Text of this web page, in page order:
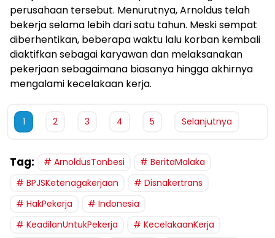
perusahaan tersebut. Menurutnya, Arnoldus telah
bekerja selama lebih dari satu tahun. Meski sempat
diberhentikan, beberapa waktu lalu korban kembali
diaktifkan sebagai karyawan dan melaksanakan
pekerjaan sebagaimana biasanya hingga akhirnya
mengalami kecelakaan kerja.
1 2 3 4 5 Selanjutnya
Tag: ArnoldusTonbesi
BeritaMalaka
BPJSKetenagakerjaan
Disnakertrans
HakPekerja
Indonesia
KeadilanUntukPekerja
KecelakaanKerja